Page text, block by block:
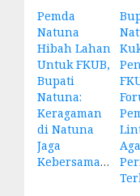
Pemda
Natuna
Hibah Lahan
Untuk FKUB,
Bupati
Natuna:
Keragaman
di Natuna
Jaga
Kebersamaan